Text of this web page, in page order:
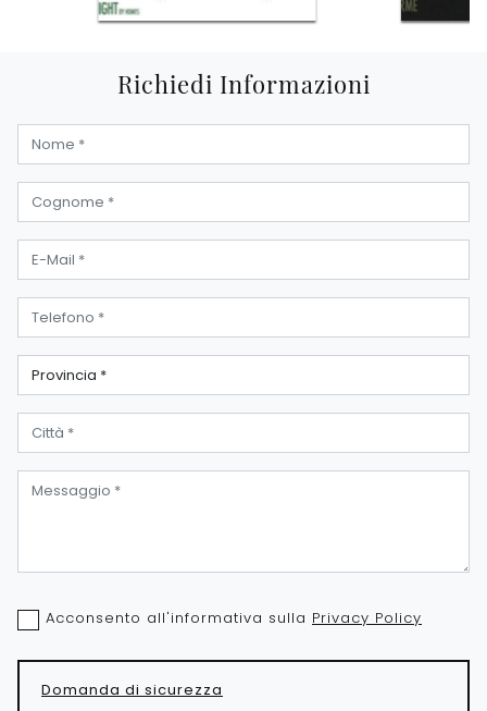
Richiedi Informazioni
Acconsento all'informativa sulla Privacy Policy
Domanda di sicurezza